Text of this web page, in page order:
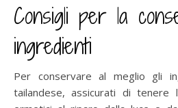
Consigli per la
ingredienti
Per conservare al meglio gli
tailandese, assicurati di tenere